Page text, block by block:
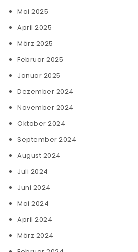
Mai 2025
April 2025
März 2025
Februar 2025
Januar 2025
Dezember 2024
November 2024
Oktober 2024
September 2024
August 2024
Juli 2024
Juni 2024
Mai 2024
April 2024
März 2024